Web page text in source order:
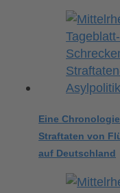
Eine
Straftaten von
auf Deutschland